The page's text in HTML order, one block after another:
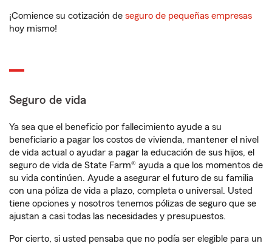
¡Comience su cotización de seguro de pequeñas empresas
hoy mismo!
Seguro de vida
Ya sea que el beneficio por fallecimiento ayude a su
beneficiario a pagar los costos de vivienda, mantener el nivel
de vida actual o ayudar a pagar la educación de sus hijos, el
seguro de vida de State Farm® ayuda a que los momentos de
su vida continúen. Ayude a asegurar el futuro de su familia
con una póliza de vida a plazo, completa o universal. Usted
tiene opciones y nosotros tenemos pólizas de seguro que se
ajustan a casi todas las necesidades y presupuestos.
Por cierto, si usted pensaba que no podía ser elegible para un